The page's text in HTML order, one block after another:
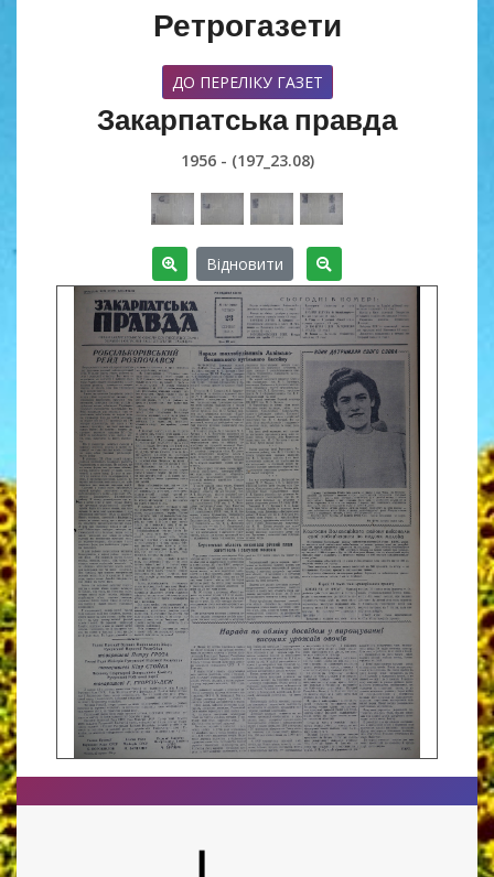
Ретрогазети
ДО ПЕРЕЛІКУ ГАЗЕТ
Закарпатська правда
1956 - (197_23.08)
Відновити